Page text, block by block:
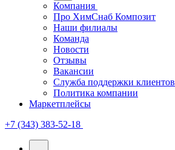
Компания
Про ХимСнаб Композит
Наши филиалы
Команда
Новости
Отзывы
Вакансии
Служба поддержки клиентов
Политика компании
Маркетплейсы
+7 (343) 383-52-18